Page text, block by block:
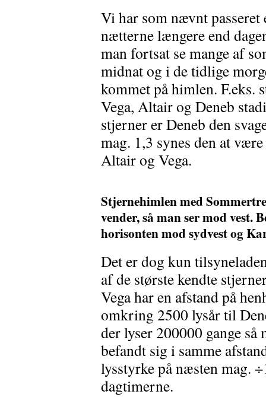
Vi har som nævnt
nætterne længere end
man fortsat se mange af
midnat og i de tidlige
kommet på himlen. F.eks.
Vega, Altair og Deneb
stjerner er Deneb den
mag. 1,3 synes den at
Altair og Vega.
Stjernehimlen med
vender, så man ser mod
horisonten mod sydvest og
Det er dog kun
af de største kendte
Vega har en afstand på
omkring 2500 lysår til
der lyser 200000 gange så
befandt sig i samme
lysstyrke på næsten mag.
dagtimerne.